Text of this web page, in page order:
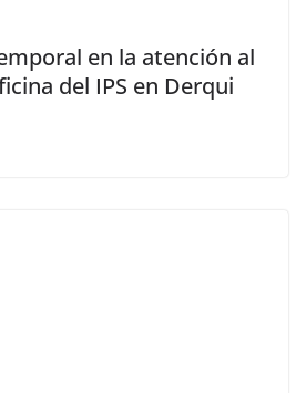
en la atención al
del IPS en Derqui